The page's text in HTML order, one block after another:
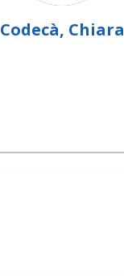
Codecà, Chiara